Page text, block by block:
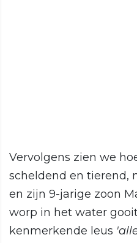
Vervolgens zien we
scheldend en tierend,
en zijn 9-jarige zoon
worp in het water
kenmerkende leus